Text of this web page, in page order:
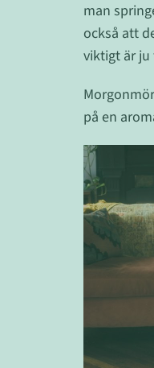
man
också att
viktigt är ju
på en